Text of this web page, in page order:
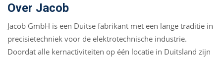
Over Jacob
Jacob GmbH is een Duitse fabrikant met een lange traditie in
precisietechniek voor de elektrotechnische industrie.
Doordat alle kernactiviteiten op één locatie in Duitsland zijn